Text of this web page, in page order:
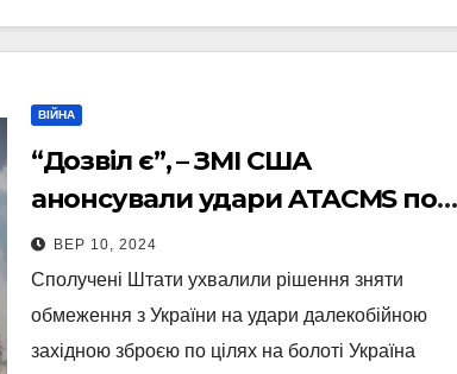
ВІЙНА
“Дозвіл є”, – ЗМІ США
анонсували удари ATACMS по
аеродромах РФ
ВЕР 10, 2024
Сполучені Штати ухвалили рішення зняти
обмеження з України на удари далекобійною
західною зброєю по цілях на болоті Україна